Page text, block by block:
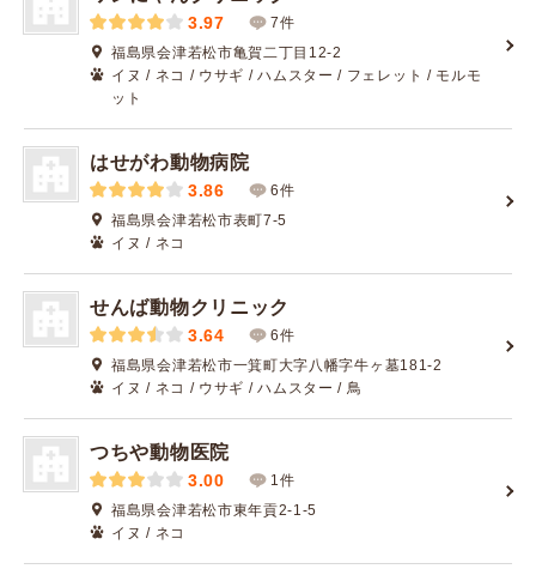
3.97
7件
福島県会津若松市亀賀二丁目12-2
イヌ / ネコ / ウサギ / ハムスター / フェレット / モルモ
ット
はせがわ動物病院
3.86
6件
福島県会津若松市表町7-5
イヌ / ネコ
せんば動物クリニック
3.64
6件
福島県会津若松市一箕町大字八幡字牛ヶ墓181-2
イヌ / ネコ / ウサギ / ハムスター / 鳥
つちや動物医院
3.00
1件
福島県会津若松市東年貢2-1-5
イヌ / ネコ